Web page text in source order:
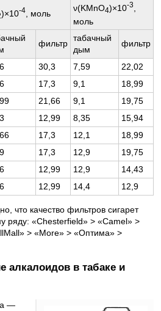
)×10-4 , моль
ν(KMnO4)×10-3
моль
фильтр
табачный
дым
фильтр
30,3 7,59
22,02
17,3 9,1
18,99
21,66 9,1
19,75
12,99 8,35
15,94
17,3 12,1
18,99
17,3 12,9
19,75
12,99 12,9
14,43
12,99 14,4 12,9
что качество фильтров сигарет
ряду: «Chesterfield» > «Сamel» >
> «More» > «Оптима» >
алкалоидов в табаке и
—